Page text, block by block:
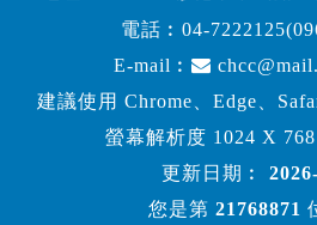
電話︰ 04-
E-mail︰
建議使用 Chrome、Edge、
螢幕解析度 1024 X
更新日期︰
您是第 21768871